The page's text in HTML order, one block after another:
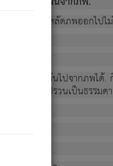
ปวงนั้น ก็ยังสลัดภพออกไปไ
เป็นผู้หลุดพ้นไปจากภพได้.
ความแปรปรวนเป็นธรรมด
ด้วย.
.